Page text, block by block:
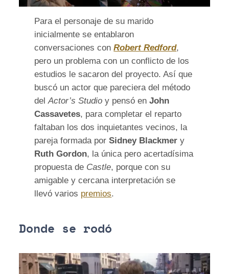
Para el personaje de su marido
inicialmente se entablaron
conversaciones conRobert Redford,
pero un problema con un conflicto de los
estudios le sacaron del proyecto. Así que
buscó un actor que pareciera del método
delActor’s Studio y pensó enJohn
Cassavetes, para completar el reparto
faltaban los dos inquietantes vecinos, la
pareja formada porSidney Blackmer y
Ruth Gordon, la única pero acertadísima
propuesta de Castle, porque con su
amigable y cercana interpretación se
llevó varios premios.
Donde se rodó